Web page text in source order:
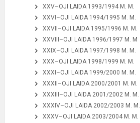
XXV–OJI LAIDA 1993/1994 M. M.
XXVI–OJI LAIDA 1994/1995 M. M.
XXVII–OJI LAIDA 1995/1996 M. M.
XXVIII–OJI LAIDA 1996/1997 M. M
XXIX–OJI LAIDA 1997/1998 M. M.
XXX–OJI LAIDA 1998/1999 M. M.
XXXI–OJI LAIDA 1999/2000 M. M.
XXXII–OJI LAIDA 2000/2001 M. M.
XXXIII–OJI LAIDA 2001/2002 M. M.
XXXIV–OJI LAIDA 2002/2003 M. M.
XXXV–OJI LAIDA 2003/2004 M. M.